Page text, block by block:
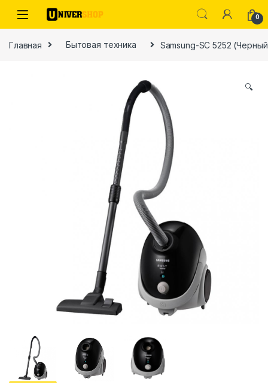
Skip to navigation
Skip to content
0
Главная Бытовая техника Samsung-SC 5252
🔍